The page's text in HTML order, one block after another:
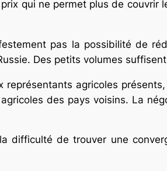
qui ne permet plus de couvrir
pas la possibilité de
Des petits volumes
agricoles
des pays voisins. La
difficulté de trouver une